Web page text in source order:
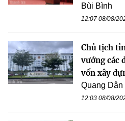
Bùi Bình
12:07 08/08/
Chủ tịch
vướng các
vốn xây
Quang Dân
12:03 08/08/